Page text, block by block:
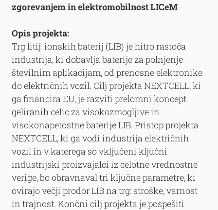
zgorevanjem in elektromobilnost LICeM
Opis projekta:
Trg litij-ionskih baterij (LIB) je hitro rastoča
industrija, ki dobavlja baterije za polnjenje
številnim aplikacijam, od prenosne elektronike
do električnih vozil. Cilj projekta NEXTCELL, ki
ga financira EU, je razviti prelomni koncept
geliranih celic za visokozmogljive in
visokonapetostne baterije LIB. Pristop projekta
NEXTCELL, ki ga vodi industrija električnih
vozil in v katerega so vključeni ključni
industrijski proizvajalci iz celotne vrednostne
verige, bo obravnaval tri ključne parametre, ki
ovirajo večji prodor LIB na trg: stroške, varnost
in trajnost. Končni cilj projekta je pospešiti